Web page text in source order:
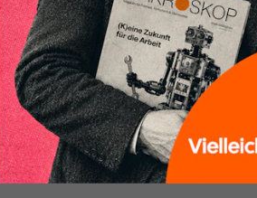
werden,
- im
Prozent des
vergleichbar
[...]